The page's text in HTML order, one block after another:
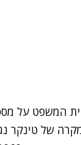
המשפט על
של טינקר